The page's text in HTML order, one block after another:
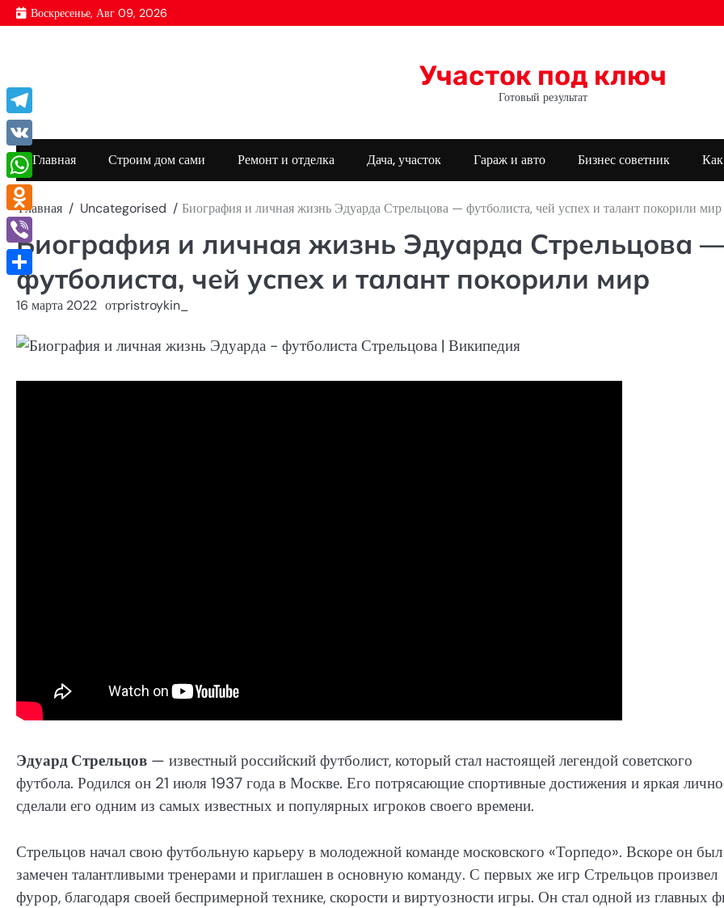
Перейти
к
Воскресенье, Авг 09, 2026
Участок под ключ
Готовый результат
Главная Строим дом сами Ремонт и отделка Дача, участок Гараж и авто Бизнес советник
Главная Uncategorised Биография и личная жизнь Эдуарда Стрельцова — футболиста, чей успех и талант покорили мир
Биография и личная жизнь Эдуарда Стрельцова
футболиста, чей успех и талант покорили мир
16 марта 2022 отpristroykin_
Эдуард Стрельцов — известный российский футболист, который стал настоящей легендой советского
футбола. Родился он 21 июля 1937 года в Москве. Его потрясающие спортивные достижения и яркая
сделали его одним из самых известных и популярных игроков своего времени.
Стрельцов начал свою футбольную карьеру в молодежной команде московского «Торпедо». Вскоре он был
замечен талантливыми тренерами и приглашен в основную команду. С первых же игр Стрельцов произвел
фурор, благодаря своей беспримерной технике, скорости и виртуозности игры. Он стал одной из главных
Telegram
VK
WhatsApp
Odnoklassniki
Viber
Отправить